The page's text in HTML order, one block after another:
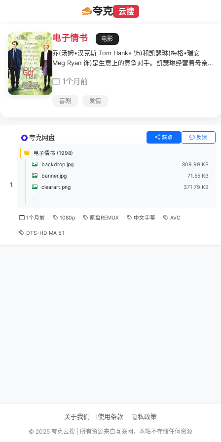
夸克 云搜
电子情书
电影
乔(汤姆•汉克斯 Tom Hanks 饰)和凯瑟琳(梅格•瑞安
Meg Ryan 饰)是生意上的竞争对手。凯瑟琳经营着母亲
坊所熟知。乔却是同街一间大书店的老板，凭着自身优
他的入侵，白天二人展开斗法。不料晚上却在互联网的虚
往令他们决定要出来见见面。然而就在此时，乔却意外知
道了这个网上知己的真实身份，从此对凯瑟琳有了全新的
认识，暗暗忖度该如何接近佳人…
1个月前
喜剧 爱情
1
夸克网盘 获取 反馈
电子情书 (1998)
backdrop.jpg
809.99 KB
banner.jpg
71.55 KB
clearart.png
371.79 KB
...
1个月前 1080p 原盘REMUX 中文字幕 AVC
DTS-HD MA 5.1
关于我们 使用条款 隐私政策
© 2025 夸克云搜 | 所有资源来自互联网，本站不存储任何资源